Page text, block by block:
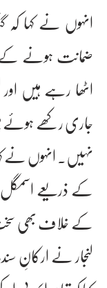
انہوں نے کہا کہ
ضمانت ہونے کے
اٹھا رہے ہیں اور
جاری رکھے ہوئے
نہیں۔ انہوں نے
کے ذریعے
کے خلاف بھی
لنجار نے ارکانِ